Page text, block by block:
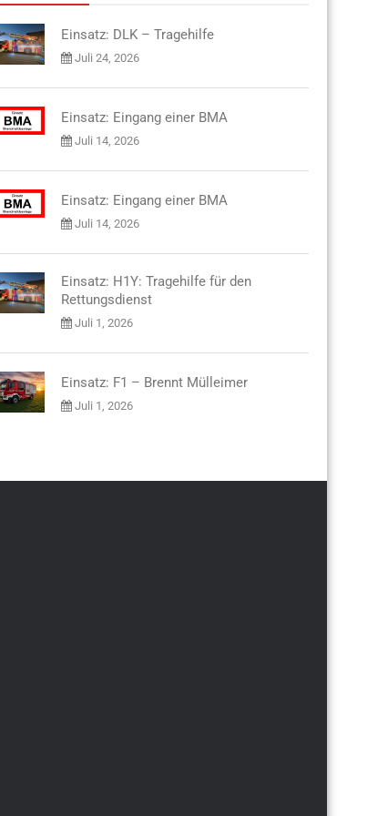
Einsatz: DLK – Tragehilfe
Juli 24, 2026
Einsatz: Eingang einer BMA
Juli 14, 2026
Einsatz: Eingang einer BMA
Juli 14, 2026
Einsatz: H1Y: Tragehilfe für den
Rettungsdienst
Juli 1, 2026
Einsatz: F1 – Brennt Mülleimer
Juli 1, 2026